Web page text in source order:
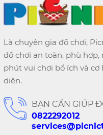
Là chuyên gia đồ chơi,
đồ chơi an toàn, phù
phút vui chơi bổ ích và
diện.
BẠN CẦN GIÚP
0822292012